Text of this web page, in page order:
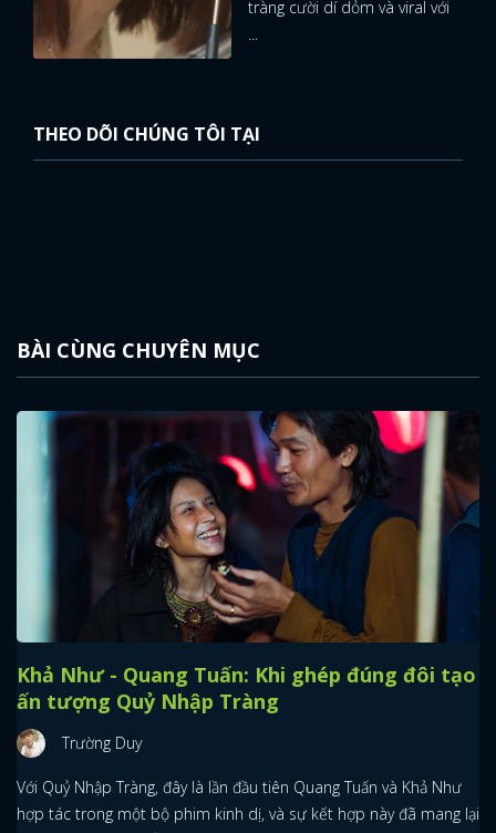
x
ĐĂNG NHẬP
tràng cười dí dỏm và viral với
...
THEO DÕI CHÚNG TÔI TẠI
BÀI CÙNG CHUYÊN MỤC
Khả Như - Quang Tuấn: Khi ghép đúng đôi tạo
ấn tượng Quỷ Nhập Tràng
Trường Duy
Với Quỷ Nhập Tràng, đây là lần đầu tiên Quang Tuấn và Khả Như
hợp tác trong một bộ phim kinh dị, và sự kết hợp này đã mang lại